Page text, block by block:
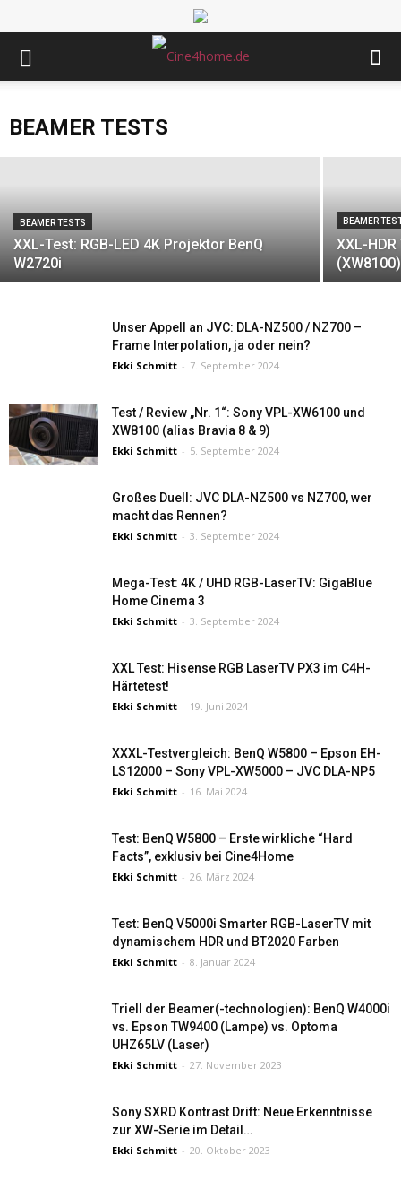
BEAMER TESTS
XXL-Test: Kompakter 4K LED Projektor
Ekki Schmitt - 13. Dezember 2024
BEAMER TESTS
XXL-Test: RGB-LED 4K Projektor BenQ
W2720i
BEAMER
XXL-
Unser Appell an JVC: DLA-NZ500 / NZ700 –
Frame Interpolation, ja oder nein?
Ekki Schmitt - 7. September 2024
Test / Review „Nr. 1“: Sony VPL-XW6100 und
XW8100 (alias Bravia 8 & 9)
Ekki Schmitt - 5. September 2024
Großes Duell: JVC DLA-NZ500 vs NZ700, wer
macht das Rennen?
Ekki Schmitt - 3. September 2024
Mega-Test: 4K / UHD RGB-LaserTV: GigaBlue
Home Cinema 3
Ekki Schmitt - 3. September 2024
XXL Test: Hisense RGB LaserTV PX3 im C4H-
Härtetest!
Ekki Schmitt - 19. Juni 2024
XXXL-Testvergleich: BenQ W5800 – Epson EH-
LS12000 – Sony VPL-XW5000 – JVC DLA-NP5
Ekki Schmitt - 16. Mai 2024
Test: BenQ W5800 – Erste wirkliche “Hard
Facts”, exklusiv bei Cine4Home
Ekki Schmitt - 26. März 2024
Test: BenQ V5000i Smarter RGB-LaserTV mit
dynamischem HDR und BT2020 Farben
Ekki Schmitt - 8. Januar 2024
Triell der Beamer(-technologien): BenQ W4000i
vs. Epson TW9400 (Lampe) vs. Optoma
UHZ65LV (Laser)
Ekki Schmitt - 27. November 2023
Sony SXRD Kontrast Drift: Neue Erkenntnisse
zur XW-Serie im Detail…
Ekki Schmitt - 20. Oktober 2023